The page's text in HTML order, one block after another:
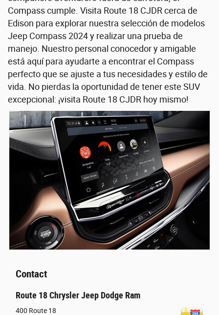
Compass cumple. Visita Route 18 CJDR cerca de
Edison para explorar nuestra selección de modelos
Jeep Compass 2024 y realizar una prueba de
manejo. Nuestro personal conocedor y amigable
está aquí para ayudarte a encontrar el Compass
perfecto que se ajuste a tus necesidades y estilo de
vida. No pierdas la oportunidad de tener este SUV
excepcional: ¡visita Route 18 CJDR hoy mismo!
Contact
Route 18 Chrysler Jeep Dodge Ram
400 Route 18